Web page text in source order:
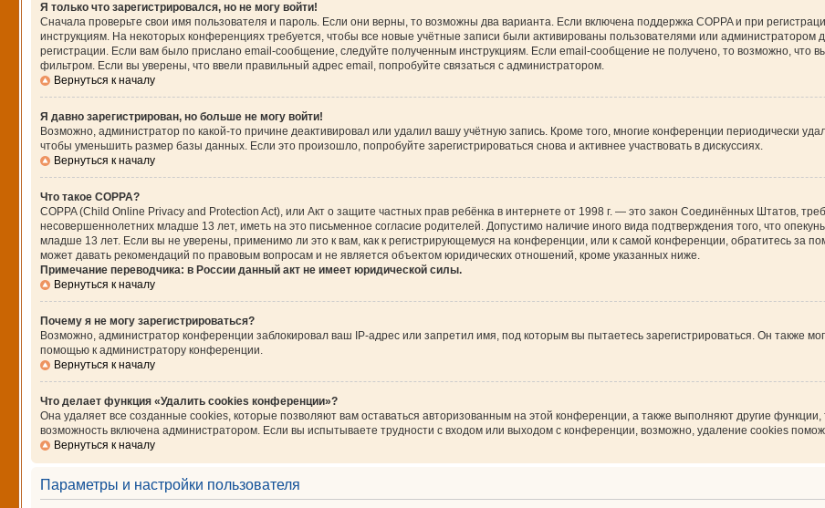
Я только что зарегистрировался, но не могу войти!
Сначала проверьте свои имя пользователя и пароль. Если они верны, то возможны два варианта. Если включена поддержка COPPA и при
инструкциям. На некоторых конференциях требуется, чтобы все новые учётные записи были активированы пользователями или администратором
регистрации. Если вам было прислано email-сообщение, следуйте полученным инструкциям. Если email-сообщение не получено, то возможно, что
фильтром. Если вы уверены, что ввели правильный адрес email, попробуйте связаться с администратором.
Вернуться к началу
Я давно зарегистрирован, но больше не могу войти!
Возможно, администратор по какой-то причине деактивировал или удалил вашу учётную запись. Кроме того, многие конференции периодически
чтобы уменьшить размер базы данных. Если это произошло, попробуйте зарегистрироваться снова и активнее участвовать в дискуссиях.
Вернуться к началу
Что такое COPPA?
COPPA (Child Online Privacy and Protection Act), или Акт о защите частных прав ребёнка в интернете от 1998 г. — это закон Соединённых Штатов,
несовершеннолетних младше 13 лет, иметь на это письменное согласие родителей. Допустимо наличие иного вида подтверждения того, что
младше 13 лет. Если вы не уверены, применимо ли это к вам, как к регистрирующемуся на конференции, или к самой конференции, обратитесь за
может давать рекомендаций по правовым вопросам и не является объектом юридических отношений, кроме указанных ниже.
Примечание переводчика: в России данный акт не имеет юридической силы.
Вернуться к началу
Почему я не могу зарегистрироваться?
Возможно, администратор конференции заблокировал ваш IP-адрес или запретил имя, под которым вы пытаетесь зарегистрироваться. Он также
помощью к администратору конференции.
Вернуться к началу
Что делает функция «Удалить cookies конференции»?
Она удаляет все созданные cookies, которые позволяют вам оставаться авторизованным на этой конференции, а также выполняют другие
возможность включена администратором. Если вы испытываете трудности с входом или выходом с конференции, возможно, удаление cookies
Вернуться к началу
Параметры и настройки пользователя